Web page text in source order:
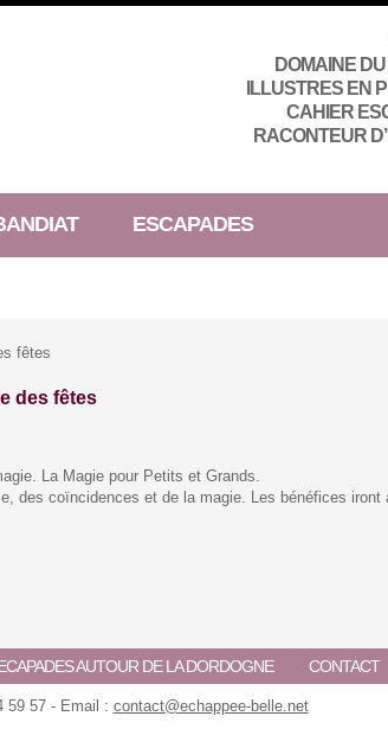
DOMAINE
ILLUSTRES EN
CAHIER
RACONTEUR
ESCAPADES
fêtes
des fêtes
La Magie pour Petits et Grands.
des coïncidences et de la magie. Les bénéfices iront
AUTOUR DE LA DORDOGNE CONTACT
59 57 - Email : contact@echappee-belle.net